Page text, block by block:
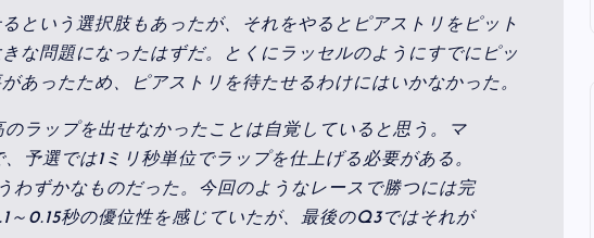
という選択肢もあったが、それをやるとピアストリをピット
な問題になったはずだ。とくにラッセルのようにすでにピッ
あったため、ピアストリを待たせるわけにはいかなかった。
ラップを出せなかったことは自覚していると思う。マ
予選では1ミリ秒単位でラップを仕上げる必要がある。
わずかなものだった。今回のようなレースで勝つには完
～0.15秒の優位性を感じていたが、最後のQ3ではそれが